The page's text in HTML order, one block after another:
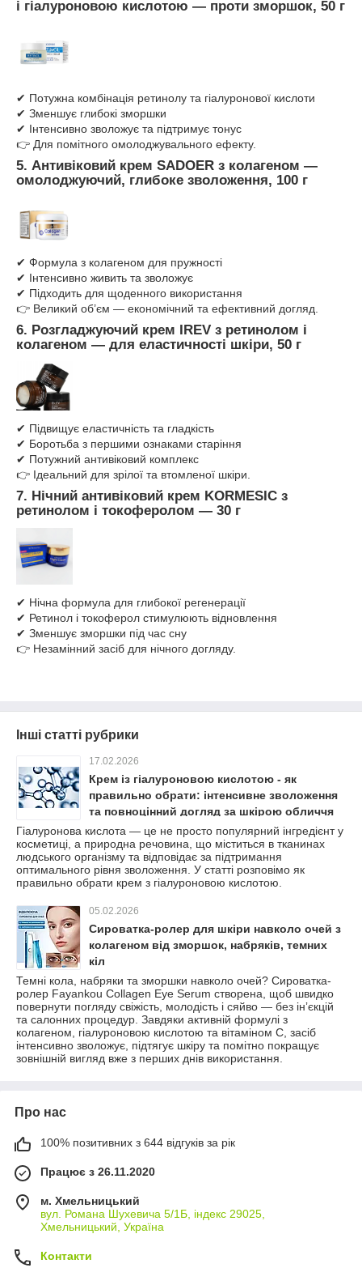
і гіалуроновою кислотою — проти зморшок, 50 г
✔ Потужна комбінація ретинолу та гіалуронової кислоти
✔ Зменшує глибокі зморшки
✔ Інтенсивно зволожує та підтримує тонус
👉 Для помітного омолоджувального ефекту.
5. Антивіковий крем SADOER з колагеном —
омолоджуючий, глибоке зволоження, 100 г
✔ Формула з колагеном для пружності
✔ Інтенсивно живить та зволожує
✔ Підходить для щоденного використання
👉 Великий об’єм — економічний та ефективний догляд.
6. Розгладжуючий крем IREV з ретинолом і
колагеном — для еластичності шкіри, 50 г
✔ Підвищує еластичність та гладкість
✔ Боротьба з першими ознаками старіння
✔ Потужний антивіковий комплекс
👉 Ідеальний для зрілої та втомленої шкіри.
7. Нічний антивіковий крем KORMESIC з
ретинолом і токоферолом — 30 г
✔ Нічна формула для глибокої регенерації
✔ Ретинол і токоферол стимулюють відновлення
✔ Зменшує зморшки під час сну
👉 Незамінний засіб для нічного догляду.
Інші статті рубрики
17.02.2026
Крем із гіалуроновою кислотою - як
правильно обрати: інтенсивне зволоження
та повноцінний догляд за шкірою обличчя
Гіалуронова кислота — це не просто популярний інгредієнт у
косметиці, а природна речовина, що міститься в тканинах
людського організму та відповідає за підтримання
оптимального рівня зволоження. У статті розповімо як
правильно обрати крем з гіалуроновою кислотою.
05.02.2026
Сироватка-ролер для шкіри навколо очей з
колагеном від зморшок, набряків, темних
кіл
Темні кола, набряки та зморшки навколо очей? Сироватка-
ролер Fayankou Collagen Eye Serum створена, щоб швидко
повернути погляду свіжість, молодість і сяйво — без інʼєкцій
та салонних процедур. Завдяки активній формулі з
колагеном, гіалуроновою кислотою та вітаміном C, засіб
інтенсивно зволожує, підтягує шкіру та помітно покращує
зовнішній вигляд вже з перших днів використання.
Про нас
100% позитивних з 644 відгуків за рік
Працює з 26.11.2020
м. Хмельницький
вул. Романа Шухевича 5/1Б, індекс 29025,
Хмельницький, Україна
Контакти